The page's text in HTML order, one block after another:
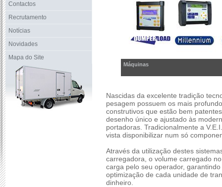
Contactos
Recrutamento
Notícias
Novidades
Mapa do Site
Máquinas
Nascidas da excelente tradição
pesagem possuem os mais
construtivos que estão bem
desenho único e ajustado às
portadoras. Tradicionalmente a
vista disponibilizar num só
Através da utilização destes
carregadora, o volume carregado
carga pelo seu operador,
optimização de cada unidade de
dinheiro.